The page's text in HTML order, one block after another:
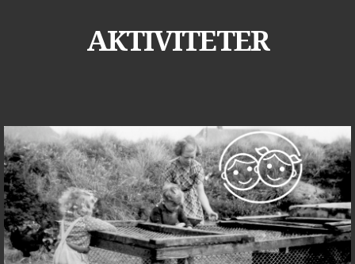
AKTIVITETER